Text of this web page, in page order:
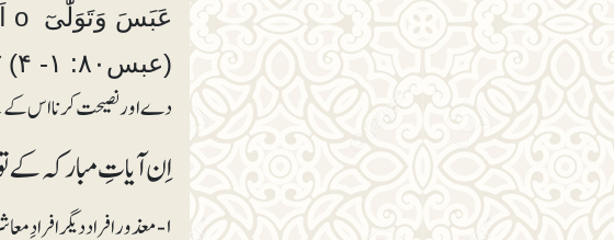
(عبس۸۰: ۱- ۴)
دے اور نصیحت کرنا اس کے
اِن آیاتِ مبارکہ کے